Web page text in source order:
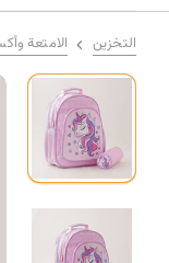
التخزين الامتعة